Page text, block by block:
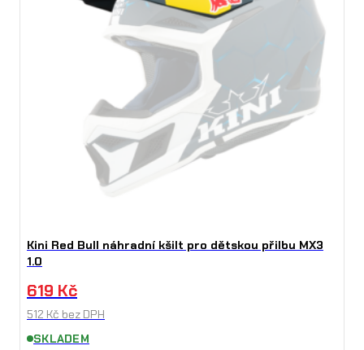
Kini Red Bull náhradní kšilt pro dětskou přilbu MX3
1.0
619 Kč
512 Kč bez DPH
SKLADEM